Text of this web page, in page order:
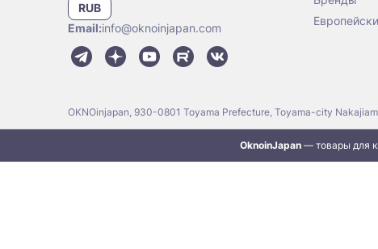
RUB
Email:info@oknoinjapan.com
OKNOinjapan, 930-0801 Toyama Prefecture, Toyama-city
OknoinJapan — товары для